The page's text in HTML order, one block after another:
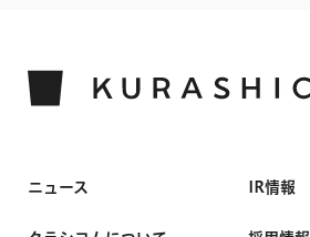
ニュース IR情報